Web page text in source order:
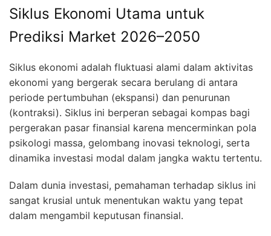
Siklus Ekonomi Utama untuk
Prediksi Market 2026–2050
Siklus ekonomi adalah fluktuasi alami dalam aktivitas
ekonomi yang bergerak secara berulang di antara
periode pertumbuhan (ekspansi) dan penurunan
(kontraksi). Siklus ini berperan sebagai kompas bagi
pergerakan pasar finansial karena mencerminkan pola
psikologi massa, gelombang inovasi teknologi, serta
dinamika investasi modal dalam jangka waktu tertentu.
Dalam dunia investasi, pemahaman terhadap siklus ini
sangat krusial untuk menentukan waktu yang tepat
dalam mengambil keputusan finansial.